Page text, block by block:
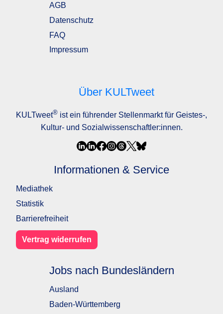
AGB
Datenschutz
FAQ
Impressum
Über KULTweet
KULTweet® ist ein führender Stellenmarkt für Geistes-,
Kultur- und Sozialwissenschaftler:innen.
Informationen & Service
Mediathek
Statistik
Barrierefreiheit
Vertrag widerrufen
Jobs nach Bundesländern
Ausland
Baden-Württemberg